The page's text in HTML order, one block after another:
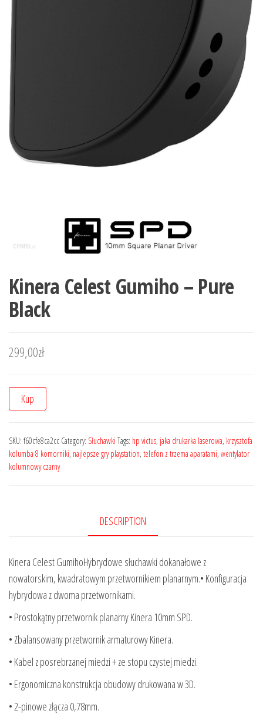
Kinera Celest Gumiho – Pure
Black
299,00zł
Kup
SKU: f60cfe8ca2cc Category: Słuchawki Tags: hp victus, jaka drukarka laserowa, krzysztofa
kolumba 8 komorniki, najlepsze gry playstation, telefon z trzema aparatami, wentylator
kolumnowy czarny
DESCRIPTION
Kinera Celest GumihoHybrydowe słuchawki dokanałowe z
nowatorskim, kwadratowym przetwornikiem planarnym.• Konfiguracja
hybrydowa z dwoma przetwornikami.
• Prostokątny przetwornik planarny Kinera 10mm SPD.
• Zbalansowany przetwornik armaturowy Kinera.
• Kabel z posrebrzanej miedzi + ze stopu czystej miedzi.
• Ergonomiczna konstrukcja obudowy drukowana w 3D.
• 2-pinowe złącza 0,78mm.